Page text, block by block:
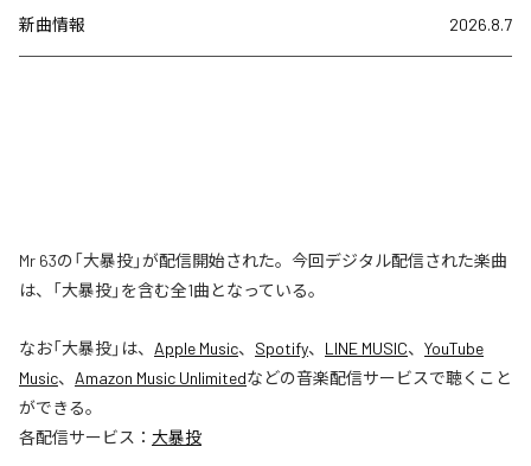
新曲情報 2026.8.7
Mr 63の「大暴投」が配信開始された。今回デジタル配信された楽曲
は、「大暴投」を含む全1曲となっている。
なお「大暴投」は、 Apple Music、 Spotify、 LINE MUSIC、 YouTube
Music、 Amazon Music Unlimitedなどの音楽配信サービスで聴くこと
ができる。
各配信サービス： 大暴投